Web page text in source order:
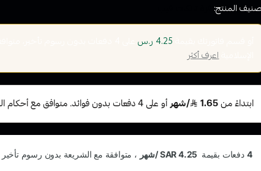
المنتج:
4.25 ر.س على
الإسلاميةاعرف أكثر